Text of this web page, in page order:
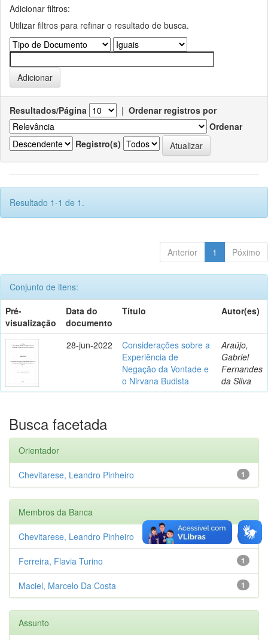
Adicionar filtros:
Utilizar filtros para refinar o resultado de busca.
Resultados/Página | Ordenar registros por
Ordenar
Registro(s)
Resultado 1-1 de 1.
Anterior 1 Póximo
Conjunto de itens:
Pré-
visualização
Data do
documento
Título Autor(es)
28-jun-2022
Considerações sobre a
Experiência de
Negação da Vontade e
o Nirvana Budista
Araújo,
Gabriel
Fernandes
da Silva
Busca facetada
Orientador
1
Chevitarese, Leandro Pinheiro
Membros da Banca
1
Chevitarese, Leandro Pinheiro
1
Ferreira, Flavia Turino
1
Maciel, Marcelo Da Costa
Assunto